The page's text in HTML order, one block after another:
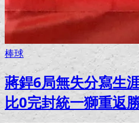
棒球
蔣銲6局無失分寫生
比0完封統一獅重返